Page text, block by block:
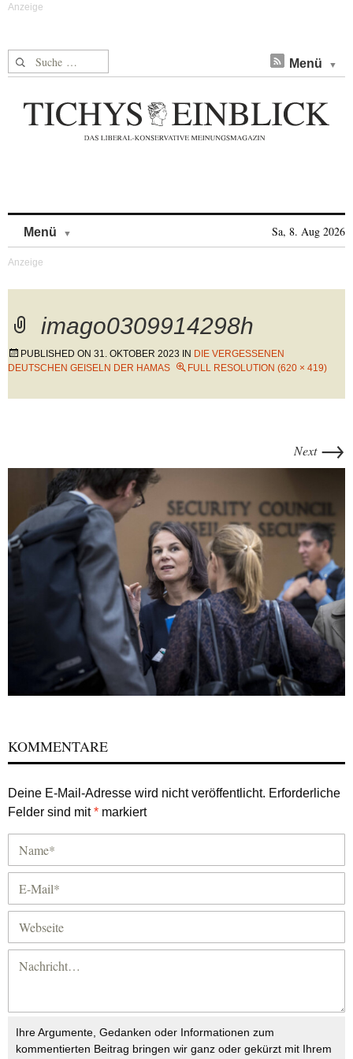
Suche nach: Menü
Menü Sa, 8. Aug 2026
imago0309914298h
PUBLISHED ON 31. OKTOBER 2023 IN DIE VERGESSENEN
DEUTSCHEN GEISELN DER HAMAS
FULL RESOLUTION (620 × 419)
Next →
KOMMENTARE
Deine E-Mail-Adresse wird nicht veröffentlicht. Erforderliche
Felder sind mit* markiert
Ihre Argumente, Gedanken oder Informationen zum
kommentierten Beitrag bringen wir ganz oder gekürzt mit Ihrem